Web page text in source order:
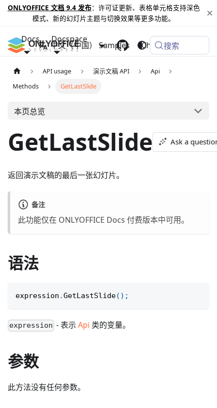
ONLYOFFICE 文档 9.4 发布：许可证更新、表格单元格支持深色
模式、新的幻灯片主题与切换效果等更多功能。
Docs Docspace
Samples Changelog
中文（中国） 搜索
API usage 演示文稿 API
Api
Methods
GetLastSlide
本页总览
GetLastSlide Ask a
返回演示文稿的最后一张幻灯片。
备注
此功能仅在 ONLYOFFICE Docs 付费版本中可用。
语法
expression .GetLastSlide( ) ;
expression - 表示Api 类的变量。
参数
此方法没有任何参数。